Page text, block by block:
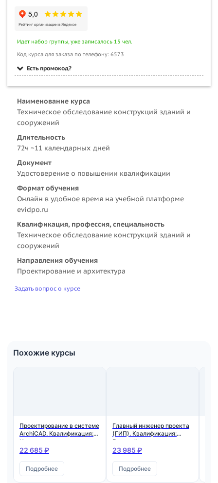
Идет набор группы, уже записалось 15 чел.
Код курса для заказа по телефону: 6573
Есть промокод?
Наименование курса
Техническое обследование конструкций зданий и
сооружений
Длительность
72ч ~11 календарных дней
Документ
Удостоверение о повышении квалификации
Формат обучения
Онлайн в удобное время на учебной платформе
evidpo.ru
Квалификация, профессия, специальность
Техническое обследование конструкций зданий и
сооружений
Направления обучения
Проектирование и архитектура
Задать вопрос о курсе
Похожие курсы
Проектирование в системе
ArchiCAD. Квалификация:
Инженер-проектировщик
22 685 ₽
Подробнее
Главный инженер проекта
(ГИП). Квалификация:
Главный инженер проекта
23 985 ₽
Подробнее